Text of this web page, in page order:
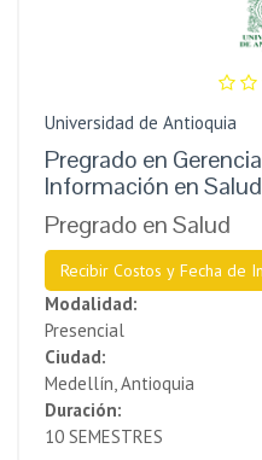
Universidad de Antioquia
Pregrado en
Información en Salud
Pregrado en Salud
Recibir Costos y Fecha de
Modalidad:
Presencial
Ciudad:
Medellín, Antioquia
Duración:
10 SEMESTRES